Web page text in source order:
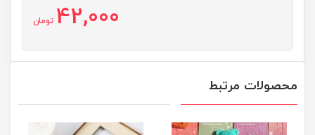
42,000 تومان
محصولات مرتبط